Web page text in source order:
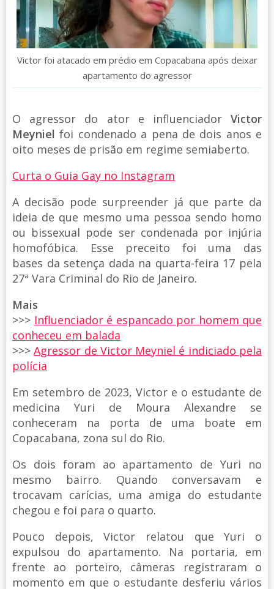
Victor foi atacado em prédio em Copacabana após deixar
apartamento do agressor
O agressor do ator e influenciador Victor
Meyniel foi condenado a pena de dois anos e
oito meses de prisão em regime semiaberto.
Curta o Guia Gay no Instagram
A decisão pode surpreender já que parte da
ideia de que mesmo uma pessoa sendo homo
ou bissexual pode ser condenada por injúria
homofóbica. Esse preceito foi uma das
bases da setença dada na quarta-feira 17 pela
27ª Vara Criminal do Rio de Janeiro.
Mais
>>> Influenciador é espancado por homem que
conheceu em balada
>>>Agressor de Victor Meyniel é indiciado pela
polícia
Em setembro de 2023, Victor e o estudante de
medicina Yuri de Moura Alexandre se
conheceram na porta de uma boate em
Copacabana, zona sul do Rio.
Os dois foram ao apartamento de Yuri no
mesmo bairro. Quando conversavam e
trocavam carícias, uma amiga do estudante
chegou e foi para o quarto.
Pouco depois, Victor relatou que Yuri o
expulsou do apartamento. Na portaria, em
frente ao porteiro, câmeras registraram o
momento em que o estudante desferiu vários